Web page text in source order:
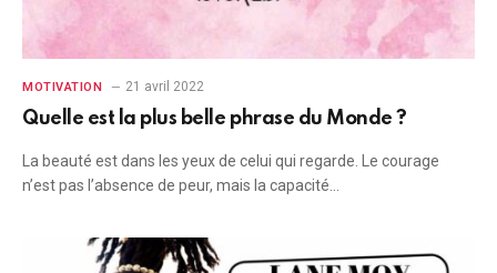
MOTIVATION 21 avril 2022
Quelle est la plus belle phrase du Monde ?
La beauté est dans les yeux de celui qui regarde. Le courage
n’est pas l’absence de peur, mais la capacité…